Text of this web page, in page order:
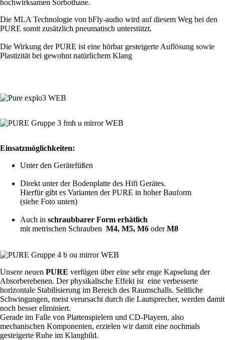
hochwirksamen Sorbothane.
Die MLA Technologie von bFly-audio wird auf diesem Weg bei den
PURE somit zusätzlich pneumatisch unterstützt.
Die Wirkung der PURE ist eine hörbar gesteigerte Auflösung sowie
Plastizität bei gewohnt natürlichem Klang
Einsatzmöglichkeiten:
Unter den Gerätefüßen
Direkt unter der Bodenplatte des Hifi Gerätes.
Hierfür gibt es Varianten der PURE in hoher Bauform
(siehe Foto unten)
Auch in schraubbarer Form erhätlich
mit metrischen Schrauben M4, M5, M6 oderM8
Unsere neuen PURE verfügen über eine sehr enge Kapselung der
Absorberebenen. Der physikalische Effekt ist eine verbesserte
horizontale Stabilisierung im Bereich des Raumschalls. Seitliche
Schwingungen, meist verursacht durch die Lautsprecher, werden damit
noch besser eliminiert.
Gerade im Falle von Plattenspielern und CD-Playern, also
mechanischen Komponenten, erzielen wir damit eine nochmals
gesteigerte Ruhe im Klangbild.